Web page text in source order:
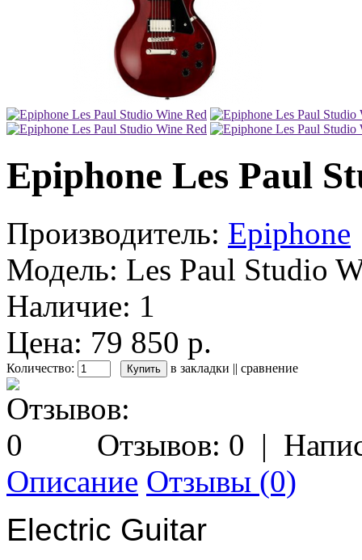
Epiphone Les Paul
Производитель: Epiphone
Модель: Les Paul Studio
Наличие: 1
Цена: 79 850 р.
Количество: в закладки || сравнение
Отзывов: 0 |
Описание Отзывы (0)
Electric Guitar